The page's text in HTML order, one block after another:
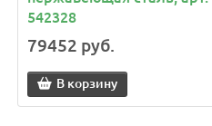
542328
79452 руб.
В корзину